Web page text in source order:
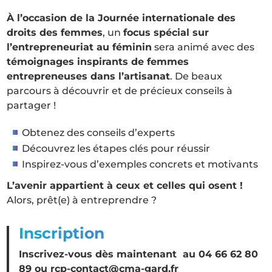
À l’occasion de la Journée internationale des
droits des femmes, unfocus spécial sur
l’entrepreneuriat au féminin sera animé avec des
témoignages inspirants de femmes
entrepreneuses dans l’artisanat. De beaux
parcours à découvrir et de précieux conseils à
partager !
Obtenez des conseils d’experts
Découvrez les étapes clés pour réussir
Inspirez-vous d’exemples concrets et motivants
L’avenir appartient à ceux et celles qui osent !
Alors, prêt(e) à entreprendre ?
Inscription
Inscrivez-vous dès maintenant au 04 66 62 80
89 ou rcp-contact@cma-gard.fr